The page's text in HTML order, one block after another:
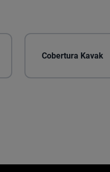
Cobertura Kavak